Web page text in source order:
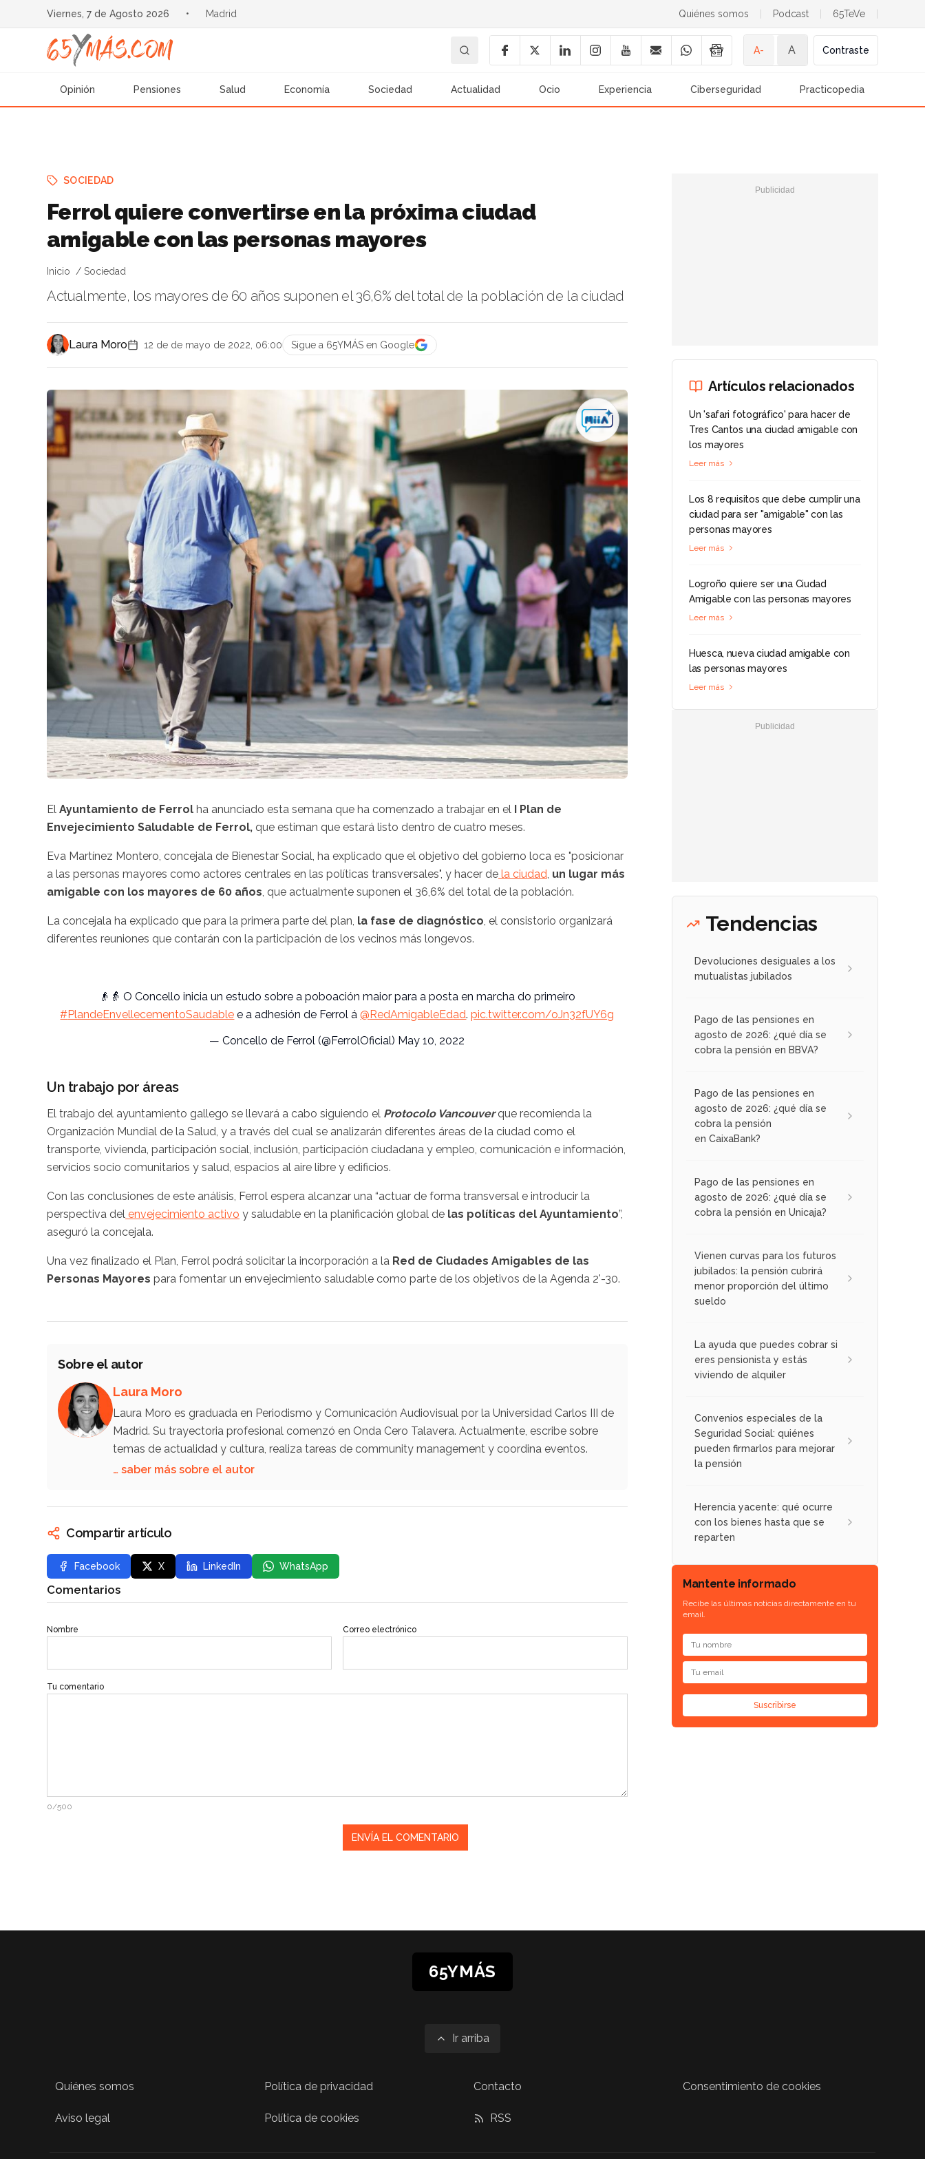
Viernes, 7 de Agosto 2026 • Madrid Quiénes somos Podcast 65TeVe
A- A Contraste
Opinión Pensiones Salud Economía Sociedad Actualidad Ocio Experiencia Ciberseguridad Practicopedia
SOCIEDAD
Ferrol quiere convertirse en la próxima ciudad
amigable con las personas mayores
Inicio Sociedad
Actualmente, los mayores de 60 años suponen el 36,6% del total de la población de la ciudad
Laura Moro 12 de de mayo de 2022, 06:00 Sigue a 65YMÁS en Google
El Ayuntamiento de Ferrol ha anunciado esta semana que ha comenzado a trabajar en el I Plan de
Envejecimiento Saludable de Ferrol, que estiman que estará listo dentro de cuatro meses.
Eva Martínez Montero, concejala de Bienestar Social, ha explicado que el objetivo del gobierno loca es "posicionar
a las personas mayores como actores centrales en las políticas transversales", y hacer de la ciudad un lugar más
amigable con los mayores de 60 años , que actualmente suponen el 36,6% del total de la población.
La concejala ha explicado que para la primera parte del plan, la fase de diagnóstico , el consistorio organizará
diferentes reuniones que contarán con la participación de los vecinos más longevos.
👴👵 OConcello inicia unestudo sobre apoboación maior para a posta en marcha doprimeiro
#PlandeEnvellecementoSaudable e a adhesión de Ferrol á@RedAmigableEdad.pic.twitter.com/oJn32fUY6g
—Concello de Ferrol (@FerrolOficial) May 10, 2022
Un trabajo por áreas
El trabajo del ayuntamiento gallego se llevará a cabo siguiendo el Protocolo Vancouverque recomienda la
Organización Mundial de la Salud, y a través del cual se analizarán diferentes áreas de la ciudad como el
transporte, vivienda, participación social, inclusión, participación ciudadana y empleo, comunicación e información,
servicios socio comunitarios y salud, espacios al aire libre y edificios.
Con las conclusiones de este análisis, Ferrol espera alcanzar una “actuar de forma transversal e introducir la
perspectiva del envejecimiento activo y saludable en la planificación global de las políticas del Ayuntamiento”,
aseguró la concejala.
Una vez finalizado el Plan, Ferrol podrá solicitar la incorporación a la Red de Ciudades Amigables de las
Personas Mayores para fomentar un envejecimiento saludable como parte de los objetivos de la Agenda 2'-30.
Sobre el autor
Laura Moro
Laura Moro es graduada en Periodismo y Comunicación Audiovisual por la Universidad Carlos III de
Madrid. Su trayectoria profesional comenzó en Onda Cero Talavera. Actualmente, escribe sobre
temas de actualidad y cultura, realiza tareas de community management y coordina eventos.
… saber más sobre el autor
Compartir artículo
Facebook X LinkedIn WhatsApp
Comentarios
Nombre Correo electrónico
Tu comentario
0/500
Artículos relacionados
Un 'safari fotográfico' para hacer de
Tres Cantos una ciudad amigable con
los mayores
Leer más
Los 8 requisitos que debe cumplir una
ciudad para ser "amigable" con las
personas mayores
Leer más
Logroño quiere ser una Ciudad
Amigable con las personas mayores
Leer más
Huesca, nueva ciudad amigable con
las personas mayores
Leer más
Tendencias
Devoluciones desiguales a los
mutualistas jubilados
Pago de las pensiones en
agosto de 2026: ¿qué día se
cobra la pensión en BBVA?
Pago de las pensiones en
agosto de 2026: ¿qué día se
cobra la pensión
en CaixaBank?
Pago de las pensiones en
agosto de 2026: ¿qué día se
cobra la pensión en Unicaja?
Vienen curvas para los futuros
jubilados: la pensión cubrirá
menor proporción del último
sueldo
La ayuda que puedes cobrar si
eres pensionista y estás
viviendo de alquiler
Convenios especiales de la
Seguridad Social: quiénes
pueden firmarlos para mejorar
la pensión
Herencia yacente: qué ocurre
con los bienes hasta que se
reparten
Mantente informado
Recibe las últimas noticias directamente en tu
email.
Suscribirse
65YMÁS
Ir arriba
Quiénes somos
Aviso legal
Política de privacidad
Política de cookies
Contacto
RSS
Consentimiento de cookies